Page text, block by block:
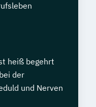
heiß begehrt
der
und Nerven